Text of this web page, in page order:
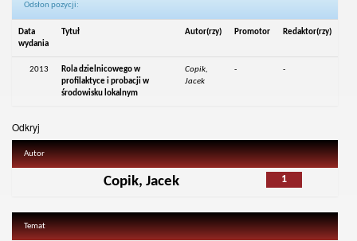
Odsłon pozycji:
Data
wydania
Tytuł Autor(rzy) Promotor Redaktor(rzy)
2013
Rola dzielnicowego w
profilaktyce i probacji w
środowisku lokalnym
Copik,
Jacek
- -
Odkryj
Autor
1
Copik, Jacek
Temat